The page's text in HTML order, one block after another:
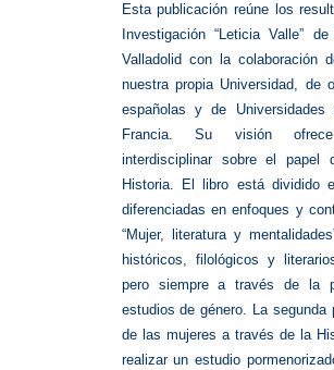
Esta publicación reúne los
Investigación “Leticia Valle”
Valladolid con la colaboración
nuestra propia Universidad, de
españolas y de
Francia. Su visión
interdisciplinar sobre el
Historia. El libro está dividido
diferenciadas en enfoques y
“Mujer, literatura y
históricos, filológicos y
pero siempre a través de la
estudios de género. La segunda
de las mujeres a través de la
realizar un estudio